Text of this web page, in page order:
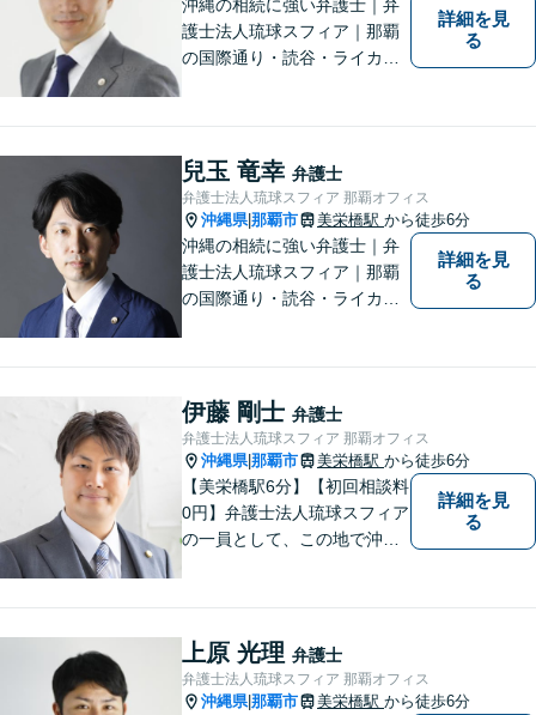
沖縄の相続に強い弁護士｜弁
護士法人琉球スフィア｜那覇
の国際通り・読谷・ライカム
を手掛けていきたいと思って
おります。どうぞよろしくお
願いします。
詳細を見
る
兒玉 竜幸 弁護士
弁護士法人琉球スフィア 那覇オフィス
沖縄県|那覇市 美栄橋駅 から徒歩6分
沖縄の相続に強い弁護士｜弁
護士法人琉球スフィア｜那覇
の国際通り・読谷・ライカム
に対応し、あなたの立場に立
ったベストな紛争解決を導く
ことを常に大切にしていま
す。
詳細を見
る
伊藤 剛士 弁護士
弁護士法人琉球スフィア 那覇オフィス
沖縄県|那覇市 美栄橋駅 から徒歩6分
【美栄橋駅6分】【初回相談料
0円】弁護士法人琉球スフィア
の一員として、この地で沖縄
ございませんので、安心して
経験豊富な弁護士にご相談く
ださい。
詳細を見
る
上原 光理 弁護士
弁護士法人琉球スフィア 那覇オフィス
沖縄県|那覇市 美栄橋駅 から徒歩6分